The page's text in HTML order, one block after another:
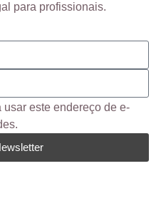
para profissionais.
este endereço de e-